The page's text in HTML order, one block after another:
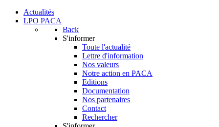
Actualités
LPO PACA
Back
S'informer
Toute l'actualité
Lettre d'information
Nos valeurs
Notre action en PACA
Editions
Documentation
Nos partenaires
Contact
Rechercher